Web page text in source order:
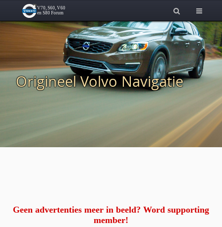
Origineel Volvo Navigatie
Geen advertenties meer in beeld? Word supporting
member!